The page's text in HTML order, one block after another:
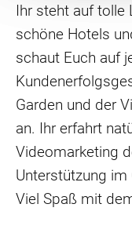
Ihr steht auf tolle
schöne Hotels
schaut Euch auf
Garden und der
an. Ihr erfahrt
Videomarketing
Unterstützung im
Viel Spaß mit